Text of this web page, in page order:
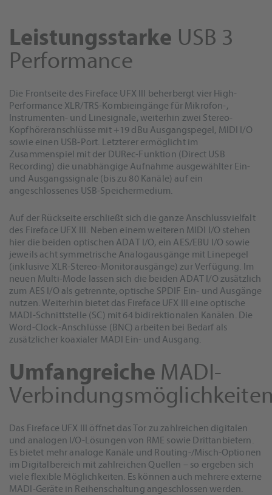
Leistungsstarke USB 3
Performance
Die Frontseite des Fireface UFX III beherbergt vier High-
Performance XLR/TRS-Kombieingänge für Mikrofon-,
Instrumenten- und Linesignale, weiterhin zwei Stereo-
Kopfhöreranschlüsse mit +19 dBu Ausgangspegel, MIDI I/O
sowie einen USB-Port. Letzterer ermöglicht im
Zusammenspiel mit der DURec-Funktion (Direct USB
Recording) die unabhängige Aufnahme ausgewählter Ein-
und Ausgangssignale (bis zu 80 Kanäle) auf ein
angeschlossenes USB-Speichermedium.
Auf der Rückseite erschließt sich die ganze Anschlussvielfalt
des Fireface UFX III. Neben einem weiteren MIDI I/O stehen
hier die beiden optischen ADAT I/O, ein AES/EBU I/O sowie
jeweils acht symmetrische Analogausgänge mit Linepegel
(inklusive XLR-Stereo-Monitorausgänge) zur Verfügung. Im
neuen Multi-Mode lassen sich die beiden ADAT I/O zusätzlich
zum AES I/O als getrennte, optische SPDIF Ein- und Ausgänge
nutzen. Weiterhin bietet das Fireface UFX III eine optische
MADI-Schnittstelle (SC) mit 64 bidirektionalen Kanälen. Die
Word-Clock-Anschlüsse (BNC) arbeiten bei Bedarf als
zusätzlicher koaxialer MADI Ein- und Ausgang.
Umfangreiche MADI-
Das Fireface UFX III öffnet das Tor zu zahlreichen digitalen
und analogen I/O-Lösungen von RME sowie Drittanbietern.
Es bietet mehr analoge Kanäle und Routing-/Misch-Optionen
im Digitalbereich mit zahlreichen Quellen – so ergeben sich
viele flexible Möglichkeiten. Es können auch mehrere externe
MADI-Geräte in Reihenschaltung angeschlossen werden.